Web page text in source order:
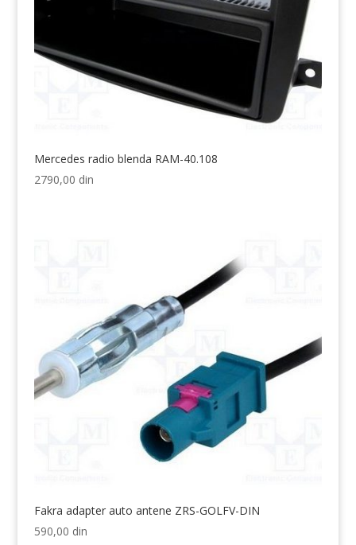
Mercedes radio blenda RAM-40.108
2790,00 din
Fakra adapter auto antene ZRS-GOLFV-DIN
590,00 din